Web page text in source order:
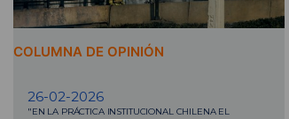
COLUMNA DE OPINIÓN
26-02-2026
"EN LA PRÁCTICA INSTITUCIONAL CHILENA EL